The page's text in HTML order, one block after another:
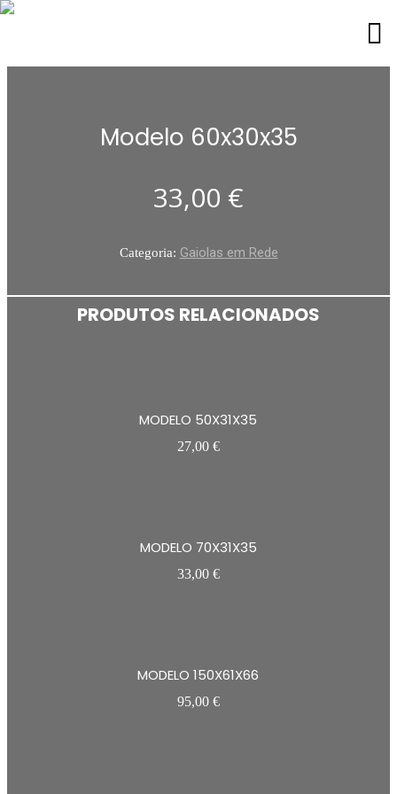
Modelo 60x30x35
33,00 €
Categoria: Gaiolas em Rede
PRODUTOS RELACIONADOS
MODELO 50X31X35
27,00 €
MODELO 70X31X35
33,00 €
MODELO 150X61X66
95,00 €